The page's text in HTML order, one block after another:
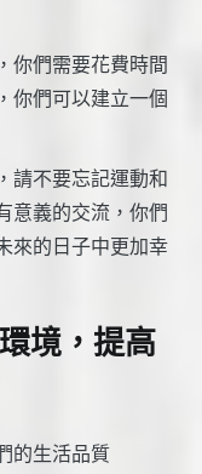
你們需要花費時間
你們可以建立一個
請不要忘記運動和
意義的交流，你們
來的日子中更加幸
境，提高
的生活品質